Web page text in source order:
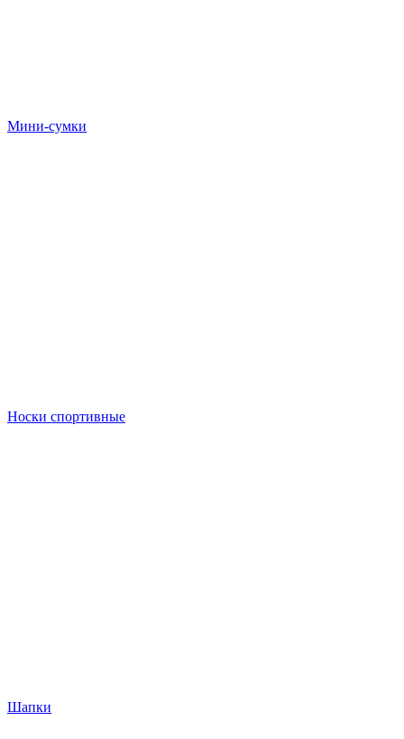
Мини-сумки
Носки спортивные
Шапки